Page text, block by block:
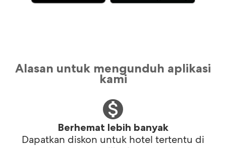
Alasan untuk mengunduh aplikasi
kami
Berhemat lebih banyak
Dapatkan diskon untuk hotel tertentu di